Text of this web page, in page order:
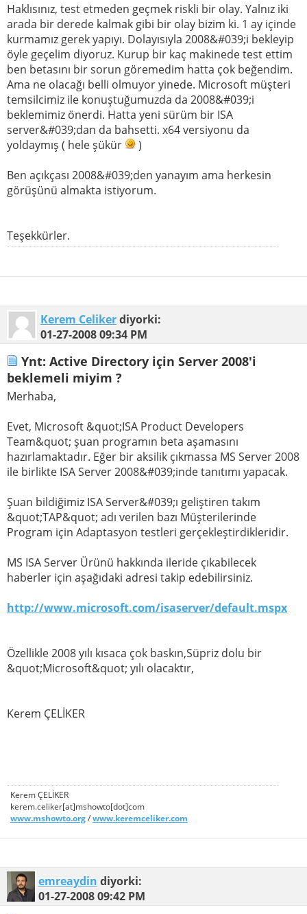
Haklısınız, test etmeden geçmek riskli bir olay. Yalnız iki
arada bir derede kalmak gibi bir olay bizim ki. 1 ay içinde
kurmamız gerek yapıyı. Dolayısıyla 2008&#039;i bekleyip
öyle geçelim diyoruz. Kurup bir kaç makinede test ettim
ben betasını bir sorun göremedim hatta çok beğendim.
Ama ne olacağı belli olmuyor yinede. Microsoft müşteri
temsilcimiz ile konuştuğumuzda da 2008&#039;i
beklemimiz önerdi. Hatta yeni sürüm bir ISA
server&#039;dan da bahsetti. x64 versiyonu da
yoldaymış ( hele şükür
)
Ben açıkçası 2008&#039;den yanayım ama herkesin
görüşünü almakta istiyorum.
Teşekkürler.
Kerem Celikerdiyorki:
01-27-200809:34 PM
Ynt: Active Directory için Server 2008'i
beklemeli miyim ?
Merhaba,
Evet, Microsoft &quot;ISA Product Developers
Team&quot; şuan programın beta aşamasını
hazırlamaktadır. Eğer bir aksilik çıkmassa MS Server 2008
ile birlikte ISA Server 2008&#039;inde tanıtımı yapacak.
Şuan bildiğimiz ISA Server&#039;ı geliştiren takım
&quot;TAP&quot; adı verilen bazı Müşterilerinde
Program için Adaptasyon testleri gerçekleştirdikleridir.
MS ISA Server Ürünü hakkında ileride çıkabilecek
haberler için aşağıdaki adresi takip edebilirsiniz.
http://www.microsoft.com/isaserver/default.mspx
Özellikle 2008 yılı kısaca çok baskın,Süpriz dolu bir
&quot;Microsoft&quot; yılı olacaktır,
Kerem ÇELİKER
Kerem ÇELİKER
kerem.celiker[at]mshowto[dot]com
www.mshowto.org/www.keremceliker.com
emreaydin diyorki:
01-27-200809:42 PM